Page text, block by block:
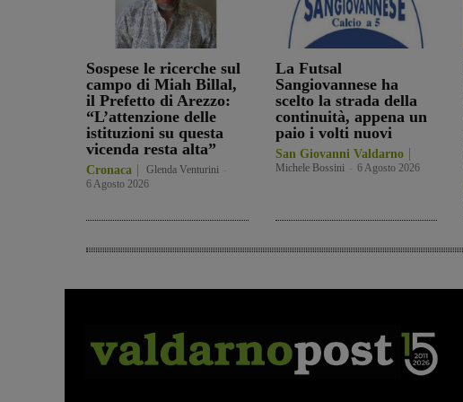
Sospese le ricerche sul
campo di Miah Billal,
il Prefetto di Arezzo:
“L’attenzione delle
istituzioni su questa
vicenda resta alta”
Cronaca Glenda Venturini
6 Agosto 2026
La Futsal
Sangiovannese ha
scelto la strada della
continuità, appena un
paio i volti nuovi
San Giovanni Valdarno
Michele Bossini 6 Agosto 2026